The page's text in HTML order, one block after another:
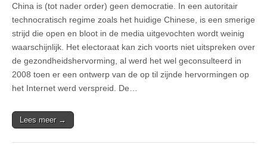
China is (tot nader order) geen democratie. In een autoritair
technocratisch regime zoals het huidige Chinese, is een smerige
strijd die open en bloot in de media uitgevochten wordt weinig
waarschijnlijk. Het electoraat kan zich voorts niet uitspreken over
de gezondheidshervorming, al werd het wel geconsulteerd in
2008 toen er een ontwerp van de op til zijnde hervormingen op
het Internet werd verspreid. De…
Lees meer →